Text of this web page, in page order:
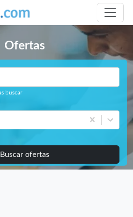
Ofertas
buscar
Buscar ofertas